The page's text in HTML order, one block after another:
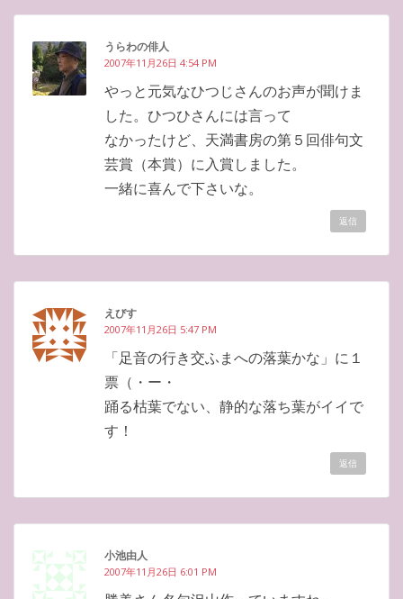
うらわの俳人
2007年11月26日 4:54 PM
やっと元気なひつじさんのお声が聞けま
した。ひつひさんには言って
なかったけど、天満書房の第５回俳句文
芸賞（本賞）に入賞しました。
一緒に喜んで下さいな。
返信
えびす
2007年11月26日 5:47 PM
「足音の行き交ふまへの落葉かな」に１
票（・ー・
踊る枯葉でない、静的な落ち葉がイイで
す！
返信
小池由人
2007年11月26日 6:01 PM